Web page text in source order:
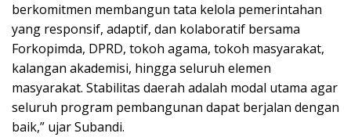
berkomitmen membangun tata kelola pemerintahan
yang responsif, adaptif, dan kolaboratif bersama
Forkopimda, DPRD, tokoh agama, tokoh masyarakat,
kalangan akademisi, hingga seluruh elemen
masyarakat. Stabilitas daerah adalah modal utama agar
seluruh program pembangunan dapat berjalan dengan
baik,” ujar Subandi.